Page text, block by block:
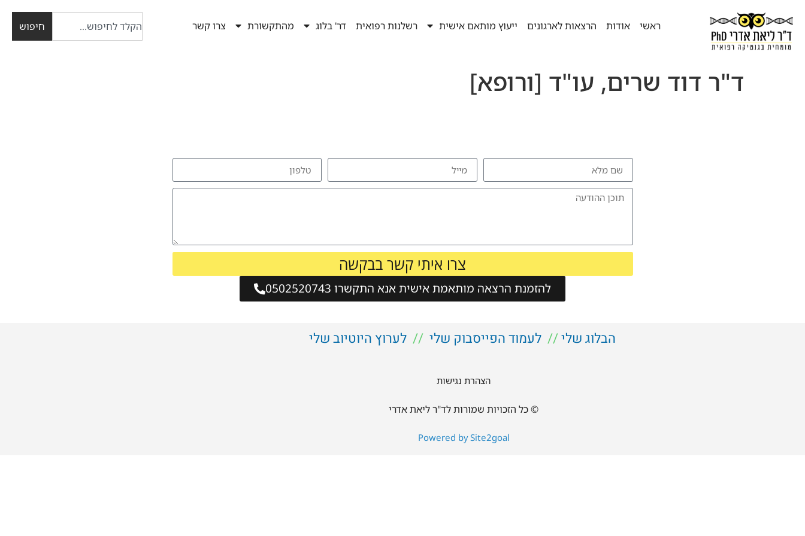
ראשי אודות הרצאות לארגונים ייעוץ מותאם אישית רשלנות רפואית דר' בלוג מהתקשורת צרו קשר חיפוש
ד"ר דוד שרים, עו"ד [ורופא]
צרו איתי קשר בבקשה
להזמנת הרצאה מותאמת אישית אנא התקשרו 0502520743
הבלוג שלי// לעמוד הפייסבוק שלי //לערוץ היוטיוב שלי
הצהרת נגישות
© כל הזכויות שמורות לד"ר ליאת אדרי
Powered by Site2goal